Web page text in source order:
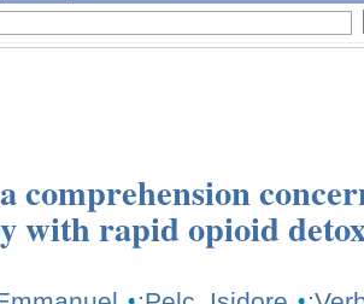
comprehension
with rapid opioid